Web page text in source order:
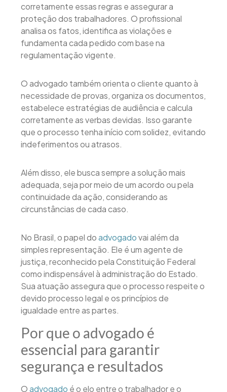
corretamente essas regras e assegurar a
proteção dos trabalhadores. O profissional
analisa os fatos, identifica as violações e
fundamenta cada pedido com base na
regulamentação vigente.
O advogado também orienta o cliente quanto à
necessidade de provas, organiza os documentos,
estabelece estratégias de audiência e calcula
corretamente as verbas devidas. Isso garante
que o processo tenha início com solidez, evitando
indeferimentos ou atrasos.
Além disso, ele busca sempre a solução mais
adequada, seja por meio de um acordo ou pela
continuidade da ação, considerando as
circunstâncias de cada caso.
No Brasil, o papel doadvogadovai além da
simples representação. Ele é um agente de
justiça, reconhecido pela Constituição Federal
como indispensável à administração do Estado.
Sua atuação assegura que o processo respeite o
devido processo legal e os princípios de
igualdade entre as partes.
Por que o advogado é
essencial para garantir
segurança e resultados
Oadvogado é o elo entre o trabalhador e o